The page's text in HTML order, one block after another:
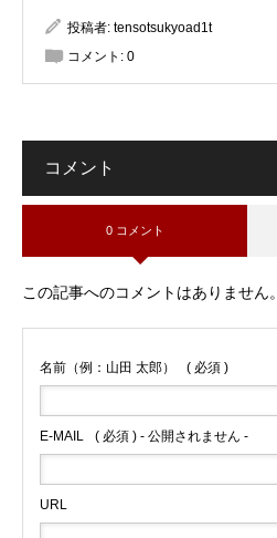
投稿者: tensotsukyoad1t
コメント: 0
コメント
0 コメント
この記事へのコメントはありません。
名前（例：山田 太郎） ( 必須 )
E-MAIL ( 必須 ) - 公開されません -
URL